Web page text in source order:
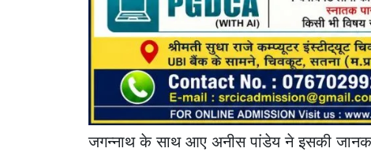
जगन्नाथ के साथ आए अनीस पांडेय ने इसकी